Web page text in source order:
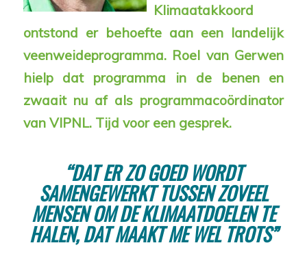
Klimaatakkoord
ontstond er behoefte aan een landelijk
veenweideprogramma. Roel van Gerwen
hielp dat programma in de benen en
zwaait nu af als programmacoördinator
van VIPNL. Tijd voor een gesprek.
“DAT ER ZO GOED WORDT
SAMENGEWERKT TUSSEN ZOVEEL
MENSEN OM DE KLIMAATDOELEN TE
HALEN, DAT MAAKT ME WEL TROTS”